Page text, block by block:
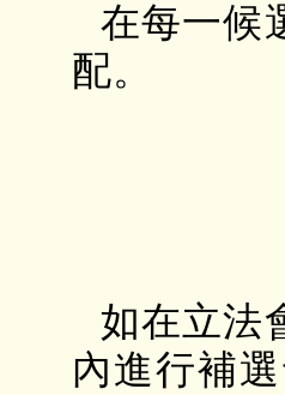
在每一候
配。
如在立法
內進行補